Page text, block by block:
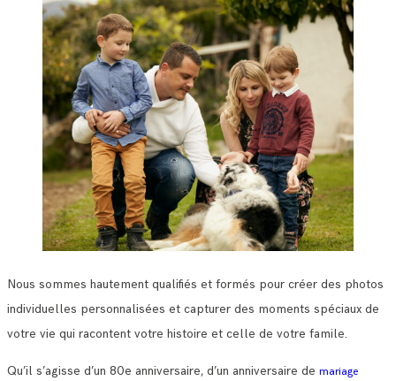
Nous sommes hautement qualifiés et formés pour créer des photos
individuelles personnalisées et capturer des moments spéciaux de
votre vie qui racontent votre histoire et celle de votre famile.
Qu’il s’agisse d’un 80e anniversaire, d’un anniversaire de mariage